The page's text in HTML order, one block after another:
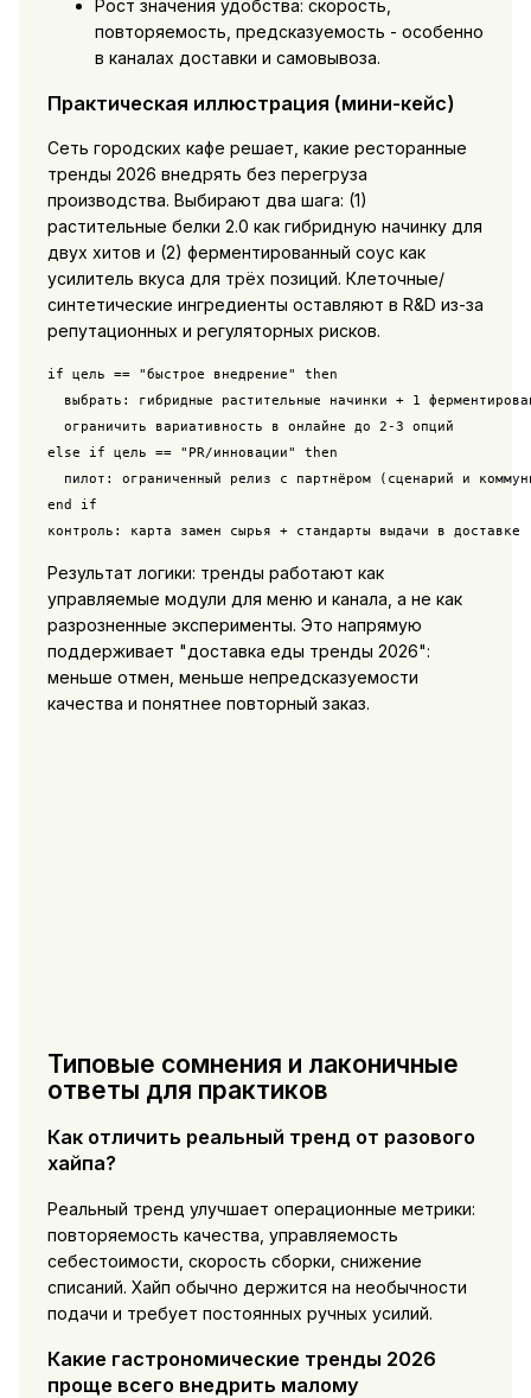
Рост значения удобства: скорость,
повторяемость, предсказуемость - особенно
в каналах доставки и самовывоза.
Практическая иллюстрация (мини-кейс)
Сеть городских кафе решает, какие ресторанные
тренды 2026 внедрять без перегруза
производства. Выбирают два шага: (1)
растительные белки 2.0 как гибридную начинку для
двух хитов и (2) ферментированный соус как
усилитель вкуса для трёх позиций. Клеточные/
синтетические ингредиенты оставляют в R&D из-за
репутационных и регуляторных рисков.
if цель == "быстрое внедрение" then
выбрать: гибридные растительные начинки + 1
  ограничить вариативность в онлайне до 2-3 опций
else if цель == "PR/инновации" then
пилот: ограниченный релиз с партнёром (сценарий и
end if
Результат логики: тренды работают как
управляемые модули для меню и канала, а не как
разрозненные эксперименты. Это напрямую
поддерживает "доставка еды тренды 2026":
меньше отмен, меньше непредсказуемости
качества и понятнее повторный заказ.
Типовые сомнения и лаконичные
ответы для практиков
Как отличить реальный тренд от разового
хайпа?
Реальный тренд улучшает операционные метрики:
повторяемость качества, управляемость
себестоимости, скорость сборки, снижение
списаний. Хайп обычно держится на необычности
подачи и требует постоянных ручных усилий.
Какие гастрономические тренды 2026
проще всего внедрить малому